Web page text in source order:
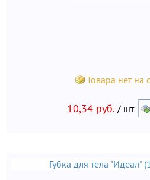
Товара нет на
10,34 руб. / шт
Губка для тела "Идеал"